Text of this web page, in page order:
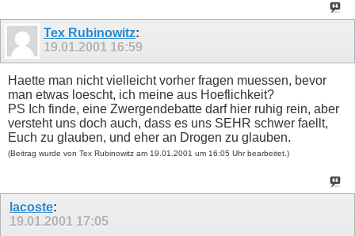
Tex Rubinowitz:
19.01.2001 16:59
Haette man nicht vielleicht vorher fragen muessen, bevor
man etwas loescht, ich meine aus Hoeflichkeit?
PS Ich finde, eine Zwergendebatte darf hier ruhig rein, aber
versteht uns doch auch, dass es uns SEHR schwer faellt,
Euch zu glauben, und eher an Drogen zu glauben.
(Beitrag wurde von Tex Rubinowitz am 19.01.2001 um 16:05 Uhr bearbeitet.)
lacoste:
19.01.2001 17:05